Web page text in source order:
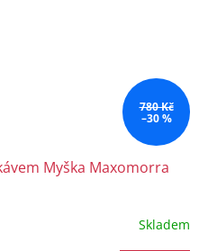
780 Kč
–30 %
Myška Maxomorra
Skladem